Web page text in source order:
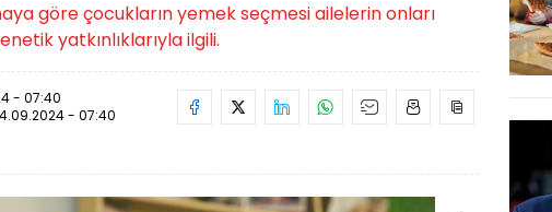
göre çocukların yemek seçmesi ailelerin onları
yatkınlıklarıyla ilgili.
- 07:40
- 07:40